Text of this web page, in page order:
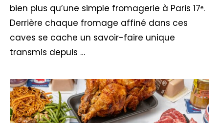
bien plus qu’une simple fromagerie à Paris 17ᵉ.
Derrière chaque fromage affiné dans ces
caves se cache un savoir-faire unique
transmis depuis …